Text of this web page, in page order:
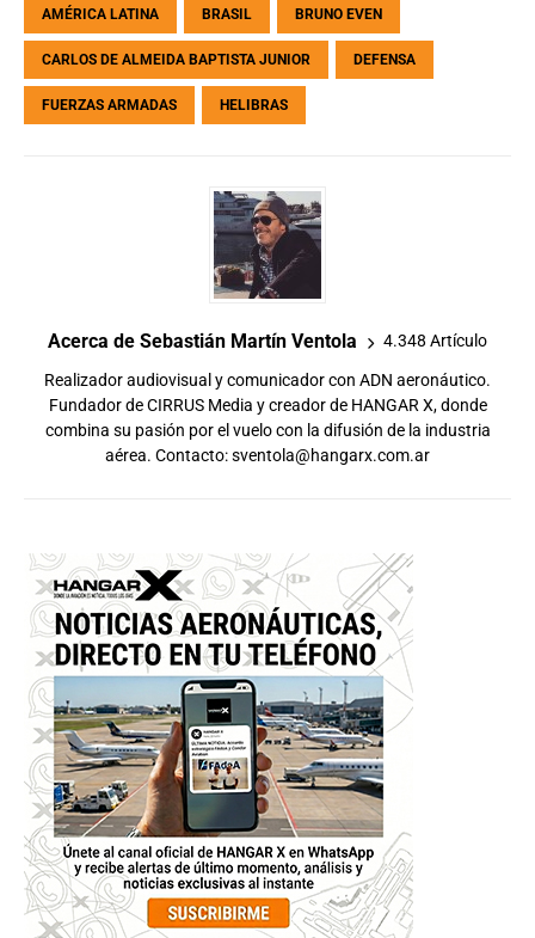
AMÉRICA LATINA BRASIL BRUNO EVEN
CARLOS DE ALMEIDA BAPTISTA JUNIOR DEFENSA
FUERZAS ARMADAS HELIBRAS
Acerca de Sebastián Martín Ventola 4.348 Artículo
Realizador audiovisual y comunicador con ADN aeronáutico.
Fundador de CIRRUS Media y creador de HANGAR X, donde
combina su pasión por el vuelo con la difusión de la industria
aérea. Contacto:sventola@hangarx.com.ar